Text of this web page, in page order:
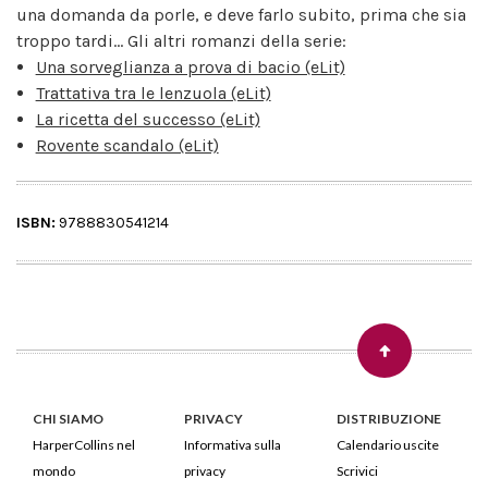
una domanda da porle, e deve farlo subito, prima che sia
troppo tardi... Gli altri romanzi della serie:
Una sorveglianza a prova di bacio (eLit)
Trattativa tra le lenzuola (eLit)
La ricetta del successo (eLit)
Rovente scandalo (eLit)
ISBN: 9788830541214
CHI SIAMO
HarperCollins nel
mondo
PRIVACY
Informativa sulla
privacy
DISTRIBUZIONE
Calendario uscite
Scrivici